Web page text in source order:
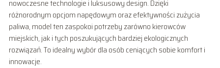
nowoczesne technologie i luksusowy design. Dzięki
różnorodnym opcjom napędowym oraz efektywności zużycia
paliwa, model ten zaspokoi potrzeby zarówno kierowców
miejskich, jak i tych poszukujących bardziej ekologicznych
rozwiązań. To idealny wybór dla osób ceniących sobie komfort i
innowacje.